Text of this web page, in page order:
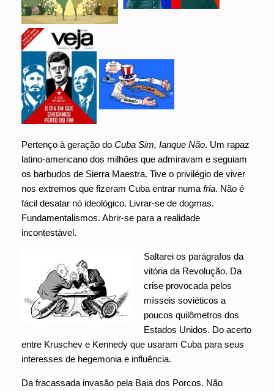
Pertenço à geração do Cuba Sim, Ianque Não. Um rapaz
latino-americano dos milhões que admiravam e seguiam
os barbudos de Sierra Maestra. Tive o privilégio de viver
nos extremos que fizeram Cuba entrar numa fria. Não é
fácil desatar nó ideológico. Livrar-se de dogmas.
Fundamentalismos. Abrir-se para a realidade
incontestável.
Saltarei os parágrafos da
vitória da Revolução. Da
crise provocada pelos
mísseis soviéticos a
poucos quilômetros dos
Estados Unidos. Do acerto
entre Kruschev e Kennedy que usaram Cuba para seus
interesses de hegemonia e influência.
Da fracassada invasão pela Baia dos Porcos. Não